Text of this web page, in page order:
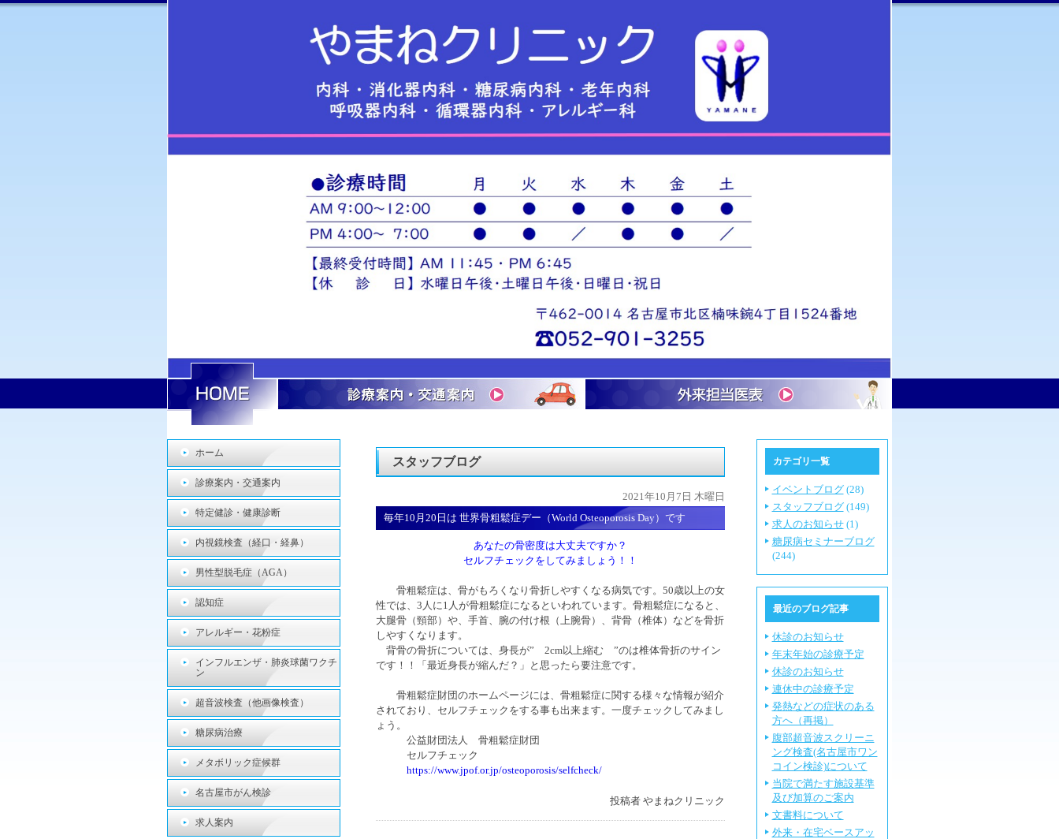
スタッフブログ
2021年10月7日 木曜日
毎年10月20日は 世界骨粗鬆症デー（World Osteoporosis Day）です
あなたの骨密度は大丈夫ですか？
セルフチェックをしてみましょう！！
骨粗鬆症は、骨がもろくなり骨折しやすくなる病気です。50歳以上の女
性では、3人に1人が骨粗鬆症になるといわれています。骨粗鬆症になると、
大腿骨（頸部）や、手首、腕の付け根（上腕骨）、背骨（椎体）などを骨折
しやすくなります。
背骨の骨折については、身長が” 2cm以上縮む ”のは椎体骨折のサイン
です！！「最近身長が縮んだ？」と思ったら要注意です。
骨粗鬆症財団のホームページには、骨粗鬆症に関する様々な情報が紹介
されており、セルフチェックをする事も出来ます。一度チェックしてみまし
ょう。
公益財団法人 骨粗鬆症財団
セルフチェック
https://www.jpof.or.jp/osteoporosis/selfcheck/
投稿者やまねクリニック
カテゴリ一覧
イベントブログ(28)
スタッフブログ(149)
求人のお知らせ(1)
糖尿病セミナーブログ
(244)
最近のブログ記事
休診のお知らせ
年末年始の診療予定
休診のお知らせ
連休中の診療予定
発熱などの症状のある
方へ（再掲）
腹部超音波スクリーニ
ング検査(名古屋市ワン
コイン検診)について
当院で満たす施設基準
及び加算のご案内
文書料について
外来・在宅ベースアッ
ホーム
診療案内・交通案内
特定健診・健康診断
内視鏡検査（経口・経鼻）
男性型脱毛症（AGA）
認知症
アレルギー・花粉症
インフルエンザ・肺炎球菌ワクチ
ン
超音波検査（他画像検査）
糖尿病治療
メタボリック症候群
名古屋市がん検診
求人案内